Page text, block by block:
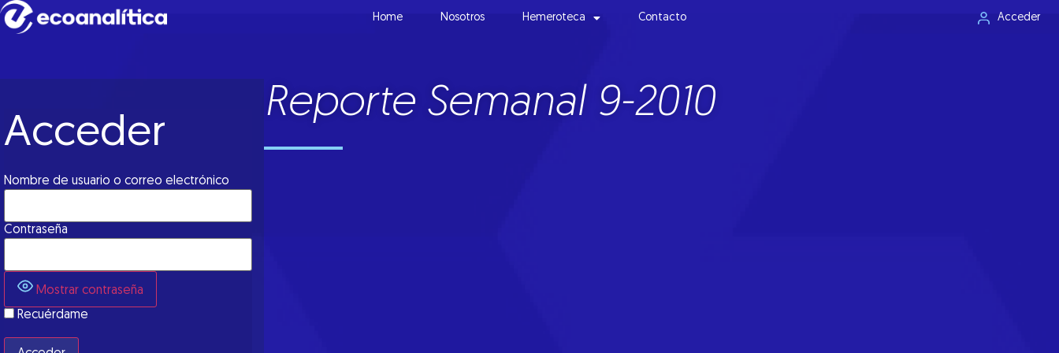
Home Nosotros Hemeroteca Contacto Acceder
Acceder
Nombre de usuario o correo electrónico
Contraseña
Mostrar contraseña
Recuérdame
Reporte Semanal 9-2010